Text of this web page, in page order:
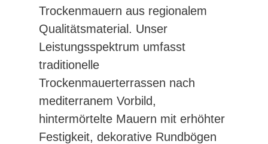
Trockenmauern aus regionalem
Qualitätsmaterial. Unser
Leistungsspektrum umfasst
traditionelle
Trockenmauerterrassen nach
mediterranem Vorbild,
hintermörtelte Mauern mit erhöhter
Festigkeit, dekorative Rundbögen